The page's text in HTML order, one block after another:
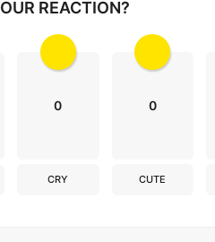
REACTION?
0
CRY
0
CUTE